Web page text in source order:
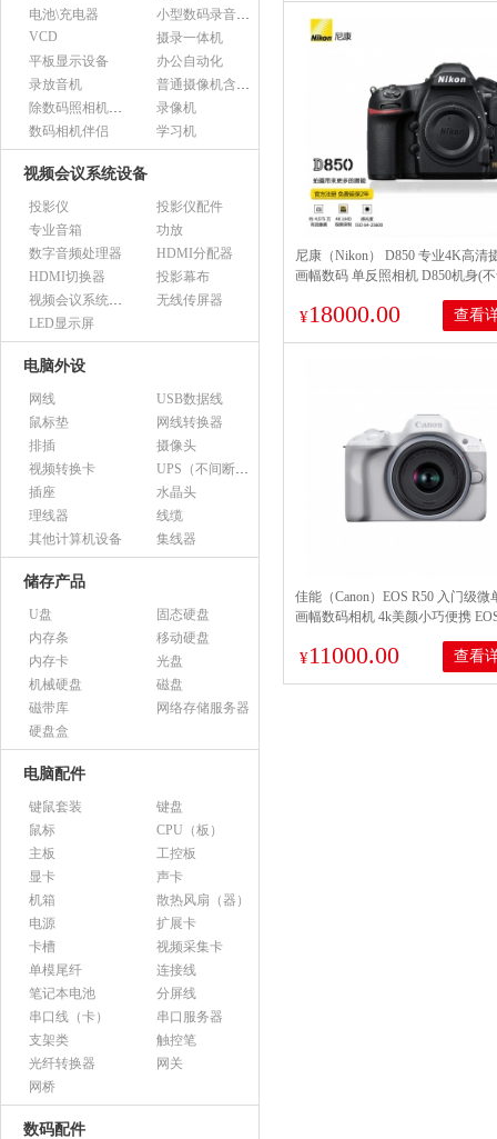
电池\充电器
小型数码录音设备
VCD
摄录一体机
平板显示设备
办公自动化
录放音机
普通摄像机含附件
除数码照相机以外的照相机及器材
录像机
数码相机伴侣
学习机
视频会议系统设备
投影仪
投影仪配件
专业音箱
功放
数字音频处理器
HDMI分配器
HDMI切换器
投影幕布
视频会议系统设备（市采）
无线传屏器
LED显示屏
电脑外设
网线
USB数据线
鼠标垫
网线转换器
排插
摄像头
视频转换卡
UPS（不间断电源）
插座
水晶头
理线器
线缆
其他计算机设备
集线器
储存产品
U盘
固态硬盘
内存条
移动硬盘
内存卡
光盘
机械硬盘
磁盘
磁带库
网络存储服务器
硬盘盒
电脑配件
键鼠套装
键盘
鼠标
CPU（板）
主板
工控板
显卡
声卡
机箱
散热风扇（器）
电源
扩展卡
卡槽
视频采集卡
单模尾纤
连接线
笔记本电池
分屏线
串口线（卡）
串口服务器
支架类
触控笔
光纤转换器
网关
网桥
数码配件
尼康（Nikon） D850 专业4K高清
画幅数码 单反照相机 D850机身(
¥18000.00 查看
佳能（Canon）EOS R50 入门级微
画幅数码相机 4k美颜小巧便携
¥11000.00 查看